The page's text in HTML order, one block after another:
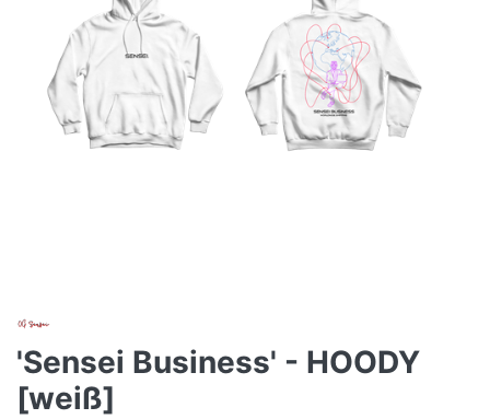
'Sensei Business' - HOODY
[weiß]